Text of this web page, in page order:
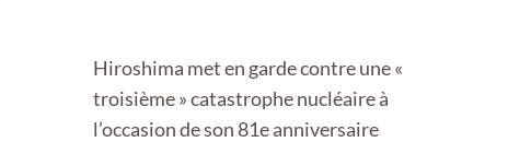
Hiroshima met en garde contre une «
troisième » catastrophe nucléaire à
l’occasion de son 81e anniversaire